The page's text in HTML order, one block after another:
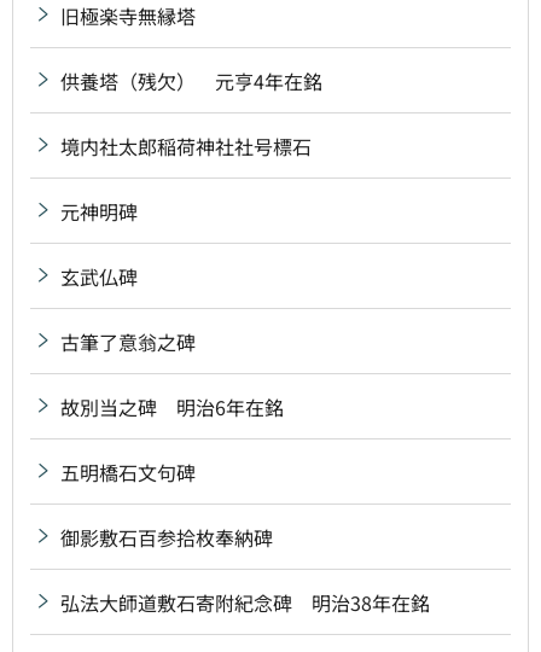
旧極楽寺無縁塔
供養塔（残欠） 元亨4年在銘
境内社太郎稲荷神社社号標石
元神明碑
玄武仏碑
古筆了意翁之碑
故別当之碑 明治6年在銘
五明橋石文句碑
御影敷石百参拾枚奉納碑
弘法大師道敷石寄附紀念碑 明治38年在銘